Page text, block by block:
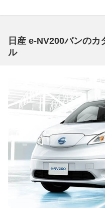
日産 e-NV200バンの
ル